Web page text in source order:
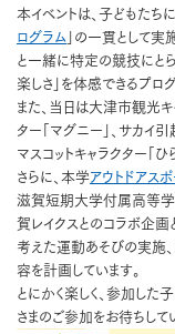
本イベントは、子どもたち
ログラム 」の一貫として
と一緒に特定の競技にと
楽しさ」を体感できるプロ
また、当日は大津市観光キ
ター「マグニー」、サカイ
マスコットキャラクター「
さらに、本学アウトドアス
滋賀短期大学付属高等学
賀レイクスとのコラボ企
考えた運動あそびの実施
容を計画しています。
とにかく楽しく、参加した
さまのご参加をお待ちして